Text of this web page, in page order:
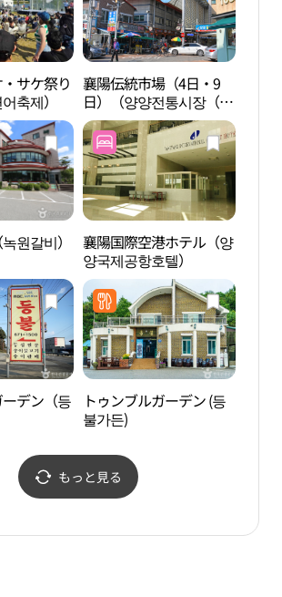
サケ祭り
축제）
襄陽伝統市場（4日・9
日）（양양전통시장（4,
9일））
원갈비）
襄陽国際空港ホテル（양
양국제공항호텔）
デン（등
トゥンブルガーデン (등
불가든)
もっと見る